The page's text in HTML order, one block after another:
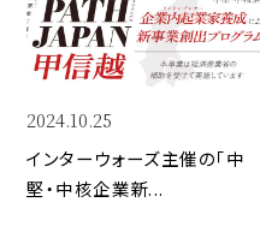
n
k
o
o
I
n
2024.10.25
インターウォーズ主催の「中
堅・中核企業新...